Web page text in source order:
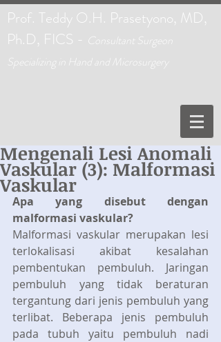
Prof. Teddy O.H. Prasetyono, MD,
Ph.D, FICS - C onsultant Surgeon
Specializing in Hand and Microsurgery
Mengenali Lesi Anomali
Vaskular (3): Malformasi
Vaskular
Apa yang disebut dengan
malformasi vaskular?
Malformasi vaskular merupakan lesi
terlokalisasi akibat kesalahan
pembentukan pembuluh. Jaringan
pembuluh yang tidak beraturan
tergantung dari jenis pembuluh yang
terlibat. Beberapa jenis pembuluh
pada tubuh yaitu pembuluh nadi